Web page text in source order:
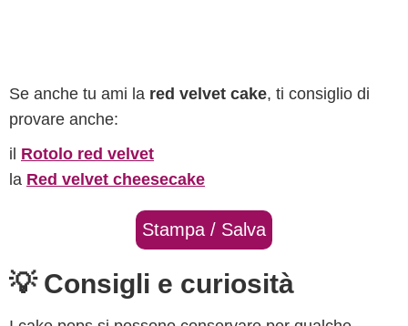
Se anche tu ami la red velvet cake, ti consiglio di
provare anche:
il Rotolo red velvet
la Red velvet cheesecake
Stampa / Salva
💡 Consigli e curiosità